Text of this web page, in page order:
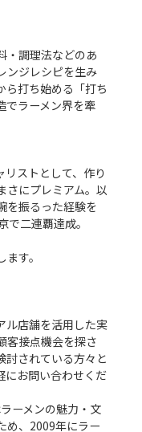
・調理法などのあ
ンジレシピを生み
ら打ち始める「打ち
でラーメン界を牽
ストとして、作り
さにプレミアム。以
を振るった経験を
二連覇達成。
す。
ル店舗を活用した実
客接点機会を探さ
討されている方々と
にお問い合わせくだ
ーメンの魅力・文
め、2009年にラー